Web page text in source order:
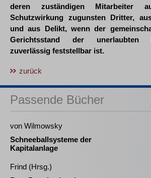
deren zuständigen Mitarbeiter
Schutzwirkung zugunsten Dritter,
und aus Delikt, wenn der
Gerichtsstand der unerlaubten
zuverlässig feststellbar ist.
zurück
Passende Bücher
von Wilmowsky
Schneeballsysteme der
Kapitalanlage
Frind (Hrsg.)